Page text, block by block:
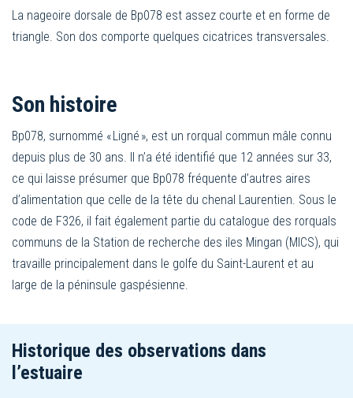
La nageoire dorsale de Bp078 est assez courte et en forme de
triangle. Son dos comporte quelques cicatrices transversales.
Son histoire
Bp078, surnommé « Ligné », est un rorqual commun mâle connu
depuis plus de 30 ans. Il n’a été identifié que 12 années sur 33,
ce qui laisse présumer que Bp078 fréquente d’autres aires
d’alimentation que celle de la tête du chenal Laurentien. Sous le
code de F326, il fait également partie du catalogue des rorquals
communs de la Station de recherche des iles Mingan (MICS), qui
travaille principalement dans le golfe du Saint-Laurent et au
large de la péninsule gaspésienne.
Historique des observations dans
l’estuaire